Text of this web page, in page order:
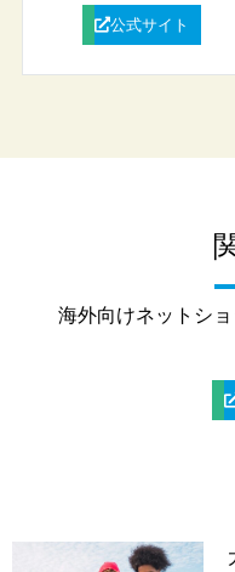
公式サイト
海外向けネットシ